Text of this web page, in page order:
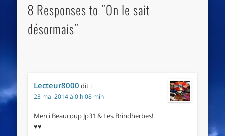
8 Responses to "On le sait
désormais"
Lecteur8000 dit :
23 mai 2014 à 0 h 08 min
Merci Beaucoup Jp31 & Les Brindherbes!
♥♥